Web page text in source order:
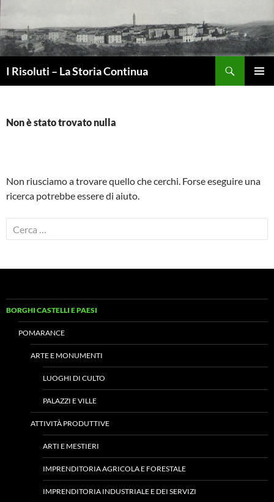
Vai
contenuto
I Risoluti – La Storia Continua
Non è stato trovato nulla
Non riusciamo a trovare quello che cerchi. Forse eseguire una
ricerca potrebbe essere di aiuto.
Ricerca
per:
BORGHI CASTELLI E PAESI
POMARANCE
ARTE E MONUMENTI
LUOGHI DI CULTO
PALAZZI E VILLE
ATTIVITÀ PRODUTTIVE
ARTI E MESTIERI
IMPRENDITORIA AGRICOLA E FORESTALE
IMPRENDITORIA INDUSTRIALE E DEI SERVIZI